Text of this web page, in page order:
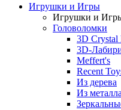
Игрушки и Игры
Игрушки и
Головоломки
3D Crystal
3D-
Meffert's
Recent
Из дерева
Из металла